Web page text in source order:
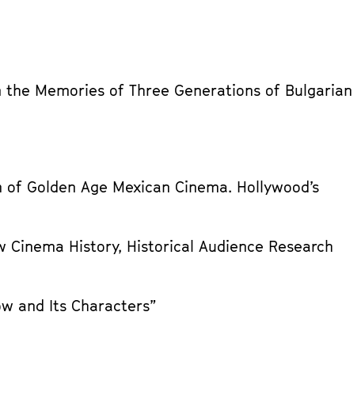
the Memories of Three Generations of Bulgarian
Golden Age Mexican Cinema. Hollywood’s
Cinema History, Historical Audience Research
and Its Characters”